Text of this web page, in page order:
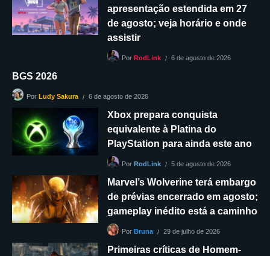
apresentação estendida em 27
de agosto; veja horário e onde
assistir
Por RodLink 6 de agosto de 2026
BGS 2026
Por Ludy Sakura 6 de agosto de 2026
Xbox prepara conquista
equivalente à Platina do
PlayStation para ainda este ano
Por RodLink 5 de agosto de 2026
Marvel’s Wolverine terá embargo
de prévias encerrado em agosto;
gameplay inédito está a caminho
Por Bruna 29 de julho de 2026
Primeiras críticas de Homem-